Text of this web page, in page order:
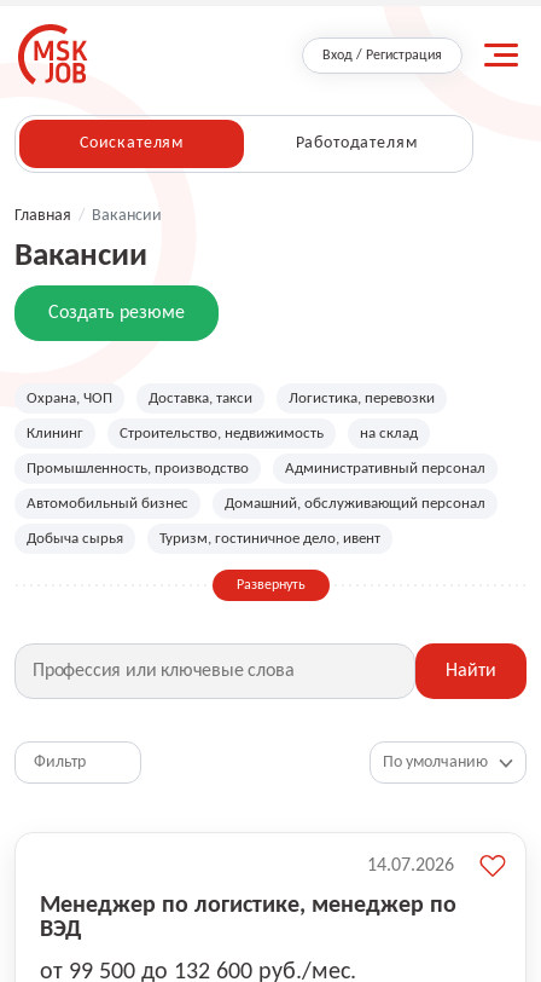
Вход / Регистрация
Соискателям Работодателям
Главная / Вакансии
Вакансии
Создать резюме
Охрана, ЧОП Доставка, такси Логистика, перевозки
Клининг Строительство, недвижимость на склад
Промышленность, производство Административный персонал
Автомобильный бизнес Домашний, обслуживающий персонал
Добыча сырья Туризм, гостиничное дело, ивент
Дизайн, искусство, ивент
Фитнес, красота, спорт Страхование
Медицина, фармацевтика Маркетинг, PR, реклама
HR, управление персоналом
Топ менеджмент, руководители
Развернуть
Найти
Фильтр
Менеджер по логистике, менеджер по
ВЭД
от 99 500 до 132 600 руб./мес.
14.07.2026